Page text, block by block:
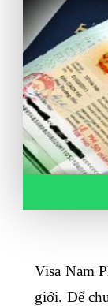
Visa Nam
giới. Để